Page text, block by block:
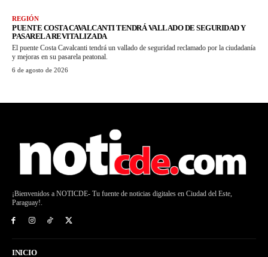
REGIÓN
PUENTE COSTA CAVALCANTI TENDRÁ VALLADO DE SEGURIDAD Y
PASARELA REVITALIZADA
El puente Costa Cavalcanti tendrá un vallado de seguridad reclamado por la ciudadanía
y mejoras en su pasarela peatonal.
6 de agosto de 2026
¡Bienvenidos a NOTICDE- Tu fuente de noticias digitales en Ciudad del Este,
Paraguay!.
INICIO